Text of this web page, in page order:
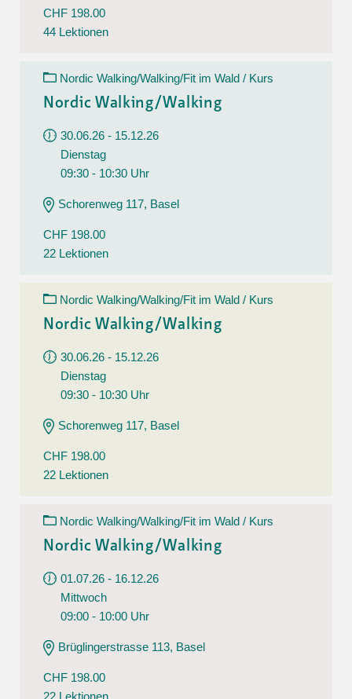
CHF 198.00
44 Lektionen
Nordic Walking/Walking/Fit im Wald / Kurs
Nordic Walking/Walking
30.06.26 - 15.12.26
Dienstag
09:30 - 10:30 Uhr
Schorenweg 117, Basel
CHF 198.00
22 Lektionen
Nordic Walking/Walking/Fit im Wald / Kurs
Nordic Walking/Walking
30.06.26 - 15.12.26
Dienstag
09:30 - 10:30 Uhr
Schorenweg 117, Basel
CHF 198.00
22 Lektionen
Nordic Walking/Walking/Fit im Wald / Kurs
Nordic Walking/Walking
01.07.26 - 16.12.26
Mittwoch
09:00 - 10:00 Uhr
Brüglingerstrasse 113, Basel
CHF 198.00
22 Lektionen